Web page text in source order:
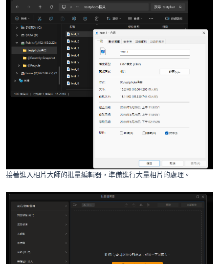
接著進入相片大師的批量編輯器，準備進行大量相片的處理。